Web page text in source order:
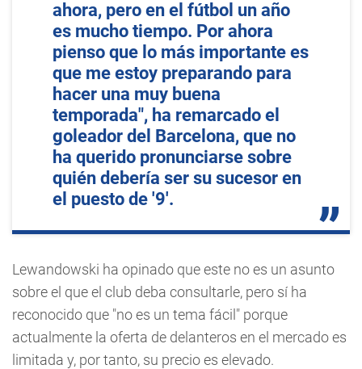
ahora, pero en el fútbol un año
es mucho tiempo. Por ahora
pienso que lo más importante es
que me estoy preparando para
hacer una muy buena
temporada", ha remarcado el
goleador del Barcelona, que no
ha querido pronunciarse sobre
quién debería ser su sucesor en
el puesto de '9'.
Lewandowski ha opinado que este no es un asunto
sobre el que el club deba consultarle, pero sí ha
reconocido que "no es un tema fácil" porque
actualmente la oferta de delanteros en el mercado es
limitada y, por tanto, su precio es elevado.